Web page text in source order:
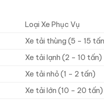
Loại Xe Phục Vụ
Xe tải thùng (5 – 15
Xe tải lạnh (2 – 10 tấn)
Xe tải nhỏ (1 – 2 tấn)
Xe tải lớn (10 – 20 tấn)